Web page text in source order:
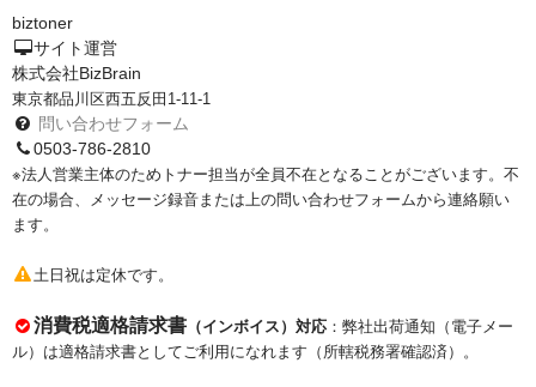
biztoner
サイト運営
株式会社BizBrain
東京都品川区西五反田1-11-1
問い合わせフォーム
0503-786-2810
※法人営業主体のためトナー担当が全員不在となることがございます。不
在の場合、メッセージ録音または上の問い合わせフォームから連絡願い
ます。
土日祝は定休です。
消費税適格請求書 （インボイス）対応 ：弊社出荷通知（電子メー
ル）は適格請求書としてご利用になれます（所轄税務署確認済）。